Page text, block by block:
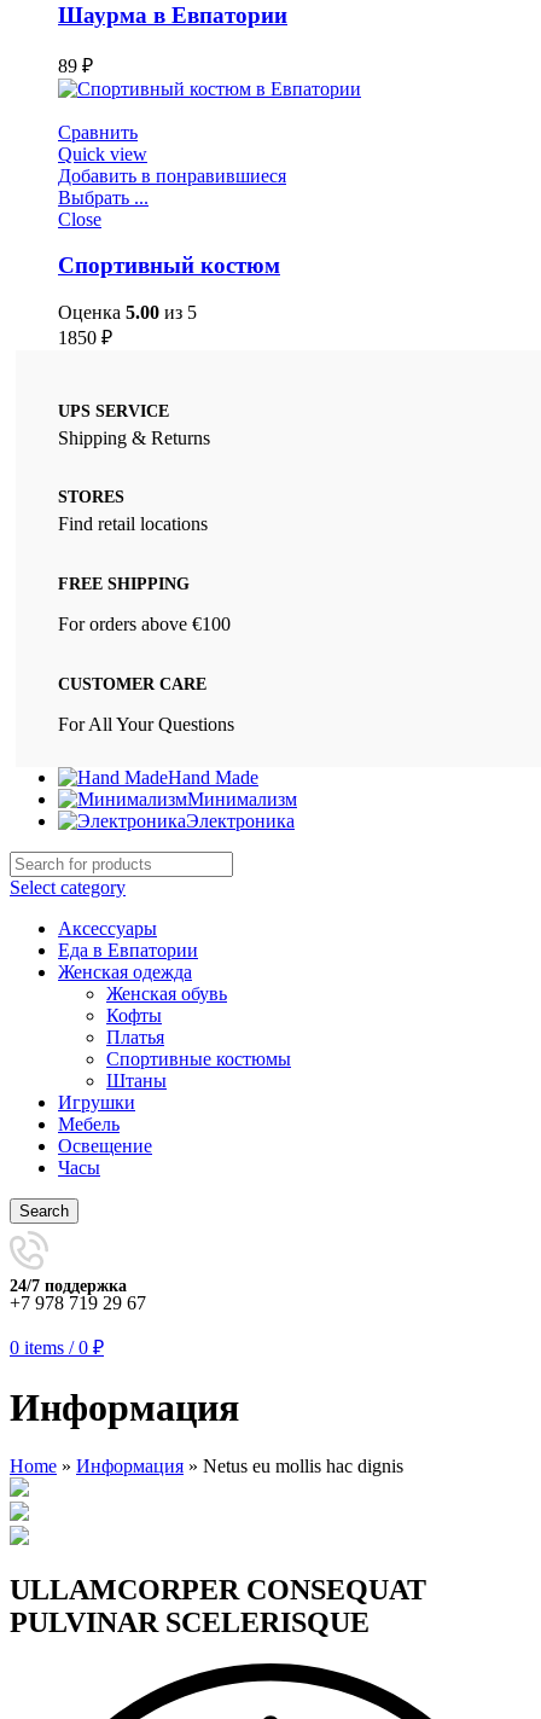
Шаурма в Евпатории
89 ₽
Сравнить
Quick view
Добавить в понравившиеся
Выбрать ...
Close
Спортивный костюм
Оценка 5.00 из 5
1850 ₽
UPS SERVICE
Shipping & Returns
STORES
Find retail locations
FREE SHIPPING
For orders above €100
CUSTOMER CARE
For All Your Questions
Hand Made
Минимализм
Электроника
Select category
Аксессуары
Еда в Евпатории
Женская одежда
Женская обувь
Кофты
Платья
Спортивные костюмы
Штаны
Игрушки
Мебель
Освещение
Часы
Search
24/7 поддержка
+7 978 719 29 67
0 items / 0 ₽
Информация
Home » Информация » Netus eu mollis hac dignis
ULLAMCORPER CONSEQUAT
PULVINAR SCELERISQUE